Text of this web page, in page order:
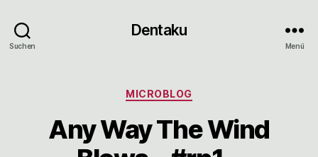
Suchen
Dentaku
Menü
Kategorien
MICROBLOG
Any Way The Wind